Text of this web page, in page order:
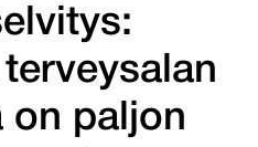
on paljon